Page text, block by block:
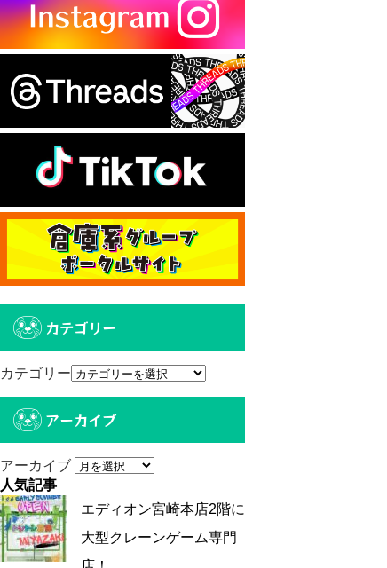
カテゴリー
カテゴリー
アーカイブ
アーカイブ
人気記事
エディオン宮崎本店2階に
大型クレーンゲーム専門